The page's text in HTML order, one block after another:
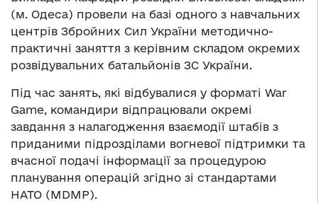
(м. Одеса) провели на базі одного з навчальних
центрів Збройних Сил України методично-
практичні заняття з керівним складом окремих
розвідувальних батальйонів ЗС України.
Під час занять, які відбувалися у форматі War
Game, командири відпрацювали окремі
завдання з налагодження взаємодії штабів з
приданими підрозділами вогневої підтримки та
вчасної подачі інформації за процедурою
планування операцій згідно зі стандартами
НАТО (MDMP).